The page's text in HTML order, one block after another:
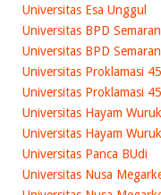
Universitas Esa Unggul
Universitas BPD
Universitas BPD
Universitas Proklamasi 45
Universitas Proklamasi 45
Universitas Hayam
Universitas Hayam
Universitas Panca BUdi
Universitas Nusa